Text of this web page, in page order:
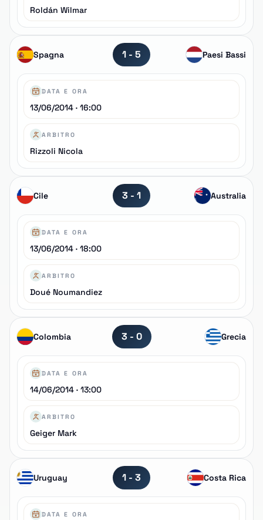
Roldán Wilmar
Spagna 1 - 5 Paesi Bassi
DATA E ORA
13/06/2014 · 16:00
ARBITRO
Rizzoli Nicola
Cile 3 - 1 Australia
DATA E ORA
13/06/2014 · 18:00
ARBITRO
Doué Noumandiez
Colombia 3 - 0 Grecia
DATA E ORA
14/06/2014 · 13:00
ARBITRO
Geiger Mark
Uruguay 1 - 3 Costa Rica
DATA E ORA